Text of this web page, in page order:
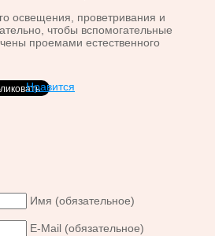
проветривания и
чтобы вспомогательные
проемами естественного
Нравится
Имя (обязательное)
E-Mail (обязательное)